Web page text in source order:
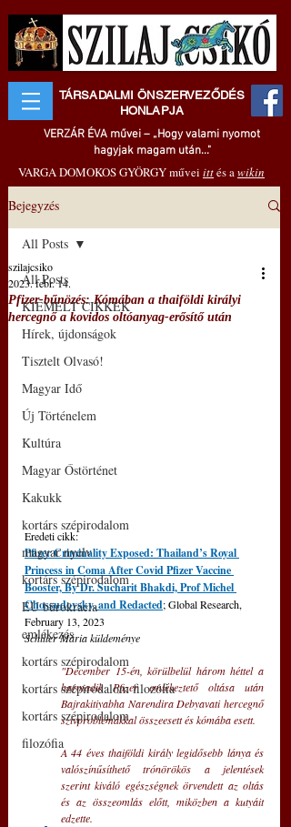
TÁRSADALMI ÖNSZERVEZŐDÉS
HONLAPJA
VERZÁR ÉVA művei – „Hogy valami nyomot
hagyjak magam után..."
VARGA DOMOKOS GYÖRGY művei ittés awikin
Bejegyzés
All Posts
KIEMELT CIKKEK
Hírek, újdonságok
Tisztelt Olvasó!
Magyar Idő
Új Történelem
Kultúra
Magyar Őstörténet
Kakukk
kortárs szépirodalom
magyar nyelv
kortárs szépirodalom
EU bürokrácia
emlékezés
kortárs szépirodalom
kortárs szépirodalom filozófia
kortárs szépirodalom
filozófia
All Posts
Pfizer-bűnözés: Kómában a thaiföldi királyi
hercegnő a kovidos oltóanyag-erősítő után
szilajcsiko
2023. febr. 14.
Eredeti cikk:
Pfizer Criminality Exposed: Thailand’s Royal
Princess in Coma After Covid Pfizer Vaccine
Booster, By Dr. Sucharit Bhakdi, Prof Michel
Chossudovsky, and Redacted; Global Research,
February 13, 2023
Schiller Mária küldeménye
"December 15-én, körülbelül három héttel a
harmadik Pfizer emlékeztető oltása után
Bajrakitiyabha Narendira Debyavati hercegnő
szívproblémákkal összeesett és kómába esett.
A 44 éves thaiföldi király legidősebb lánya és
valószínűsíthető trónörökös a jelentések
szerint kiváló egészségnek örvendett az oltás
és az összeomlás előtt, miközben a kutyáit
edzette.